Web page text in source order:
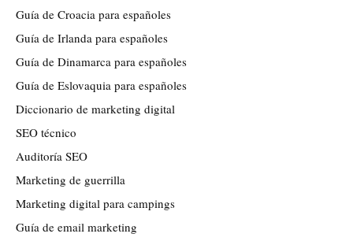
Guía de Croacia para españoles
Guía de Irlanda para españoles
Guía de Dinamarca para españoles
Guía de Eslovaquia para españoles
Diccionario de marketing digital
SEO técnico
Auditoría SEO
Marketing de guerrilla
Marketing digital para campings
Guía de email marketing